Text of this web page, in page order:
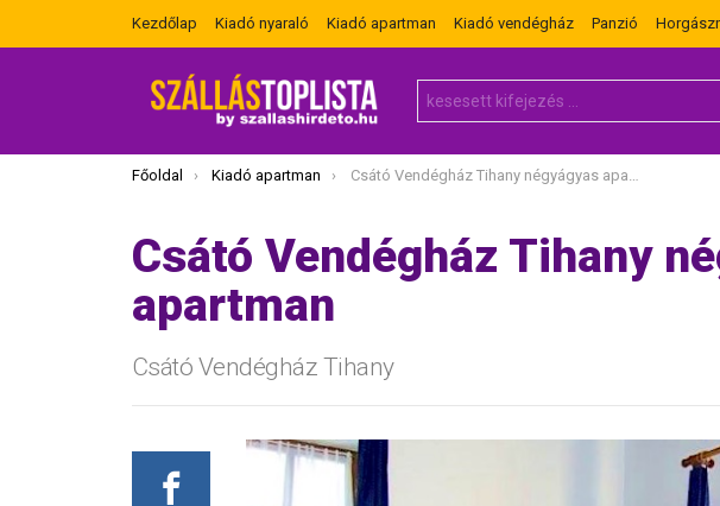
Kezdőlap Kiadó nyaraló Kiadó apartman Kiadó vendégház Panzió
for:
Itt vagy most:
Főoldal Kiadó apartman Csátó Vendégház Tihany négyágyas apartman
Csátó Vendégház Tihany
apartman
Csátó Vendégház Tihany